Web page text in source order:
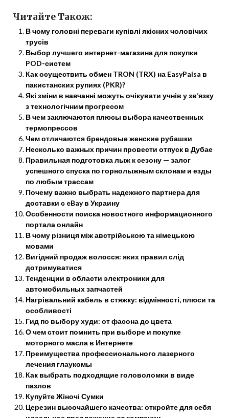
Читайте Також:
В чому головні переваги купівлі якісних чоловічих
трусів
Выбор лучшего интернет-магазина для покупки
POD-систем
Как осуществить обмен TRON (TRX) на EasyPaisa в
пакистанских рупиях (PKR)?
Які зміни в навчанні можуть очікувати учнів у зв’язку
з технологічним прогресом
В чем заключаются плюсы выбора качественных
термопрессов
Чем отличаются брендовые женские рубашки
Несколько важных причин провести отпуск в Дубае
Правильная подготовка лыж к сезону — залог
успешного спуска по горнолыжным склонам и езды
по любым трассам
Почему важно выбрать надежного партнера для
доставки с eBay в Украину
Особенности поиска новостного информационного
портала онлайн
В чому різниця між австрійською та німецькою
мовами
Вигідний продаж волосся: яких правил слід
дотримуватися
Тенденции в области электроники для
автомобильных запчастей
Нагрівальний кабель в стяжку: відмінності, плюси та
особливості
Гид по выбору худи: от фасона до цвета
О чем стоит помнить при выборе и покупке
моторного масла в Интернете
Преимущества профессионального лазерного
лечения глаукомы
Как выбрать подходящие головоломки в виде
пазлов
Купуйте Жіночі Сумки
Церезин высочайшего качества: откройте для себя